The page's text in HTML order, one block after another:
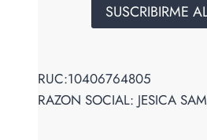
SUSCRIBIRME
RUC:10406764805
RAZON SOCIAL: JESICA